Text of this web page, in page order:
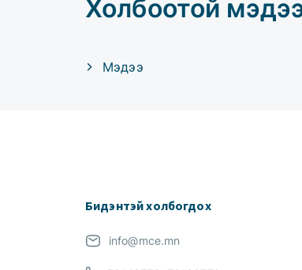
Холбоотой
Мэдээ
Бидэнтэй холбогдох
info@mce.mn